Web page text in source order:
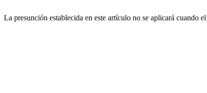
La presunción establecida en este artículo no se aplicará cuando